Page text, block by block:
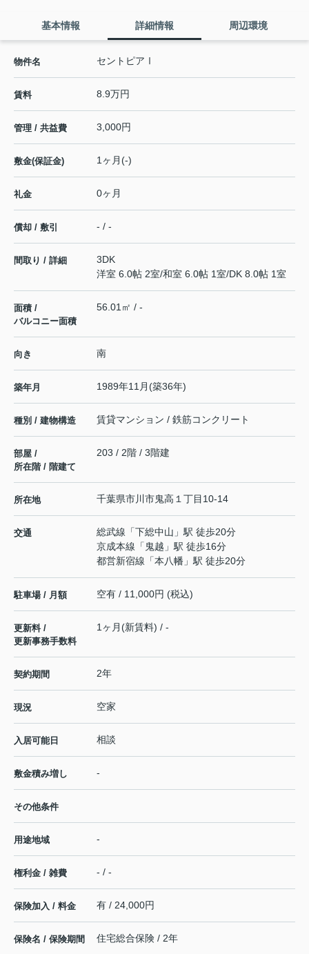
基本情報 詳細情報 周辺環境
物件名 セントピアⅠ
賃料 8.9万円
管理 / 共益費 3,000円
敷金(保証金) 1ヶ月(-)
礼金 0ヶ月
償却 / 敷引 - / -
間取り / 詳細
3DK
洋室 6.0帖 2室/和室 6.0帖 1室/DK 8.0帖 1室
面積 /
バルコニー面積
56.01㎡ / -
向き 南
築年月 1989年11月(築36年)
種別 / 建物構造 賃貸マンション / 鉄筋コンクリート
部屋 /
所在階 / 階建て
203 / 2階 / 3階建
所在地 千葉県市川市鬼高 １丁目10-14
交通 総武線 「下総中山 」駅 徒歩20分
京成本線 「 鬼越 」駅 徒歩16分
都営新宿線 「本八幡 」駅 徒歩20分
駐車場 / 月額 空有 / 11,000円 (税込)
更新料 /
更新事務手数料
1ヶ月(新賃料) / -
契約期間 2年
現況 空家
入居可能日 相談
敷金積み増し -
その他条件
用途地域 -
権利金 / 雑費 - / -
保険加入 / 料金 有 / 24,000円
保険名 / 保険期間 住宅総合保険 / 2年